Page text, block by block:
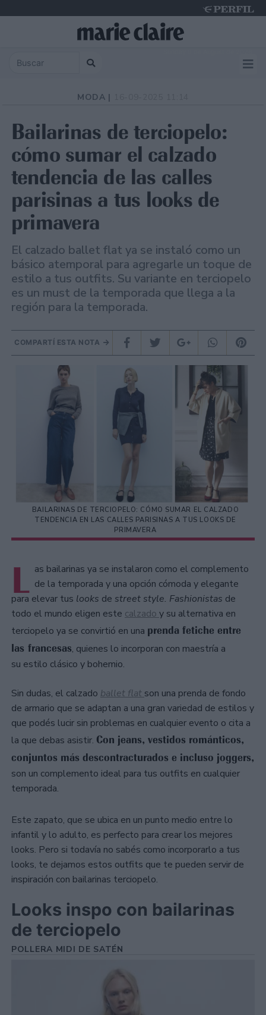
MODA |
Bailarinas de terciopelo:
cómo sumar el calzado
tendencia de las calles
parisinas a tus looks de
primavera
El calzado ballet flat ya se instaló como un
básico atemporal para agregarle un toque de
estilo a tus outfits. Su variante en terciopelo
es un must de la temporada que llega a la
región para la temporada.
COMPARTÍ ESTA NOTA
BAILARINAS DE TERCIOPELO: CÓMO SUMAR EL CALZADO
TENDENCIA EN LAS CALLES PARISINAS A TUS LOOKS DE
PRIMAVERA
L as bailarinas ya se instalaron como el complemento
de la temporada y una opción cómoda y elegante
para elevar tus looks de street style. Fashionistas de
todo el mundo eligen este calzado y su alternativa en
terciopelo ya se convirtió en una prenda fetiche entre
las francesas, quienes lo incorporan con maestría a
su estilo clásico y bohemio.
Sin dudas, el calzado ballet flat son una prenda de fondo
de armario que se adaptan a una gran variedad de estilos y
que podés lucir sin problemas en cualquier evento o cita a
la que debas asistir. Con jeans, vestidos románticos,
conjuntos más descontracturados e incluso joggers,
son un complemento ideal para tus outfits en cualquier
temporada.
Este zapato, que se ubica en un punto medio entre lo
infantil y lo adulto, es perfecto para crear los mejores
looks. Pero si todavía no sabés como incorporarlo a tus
looks, te dejamos estos outfits que te pueden servir de
inspiración con bailarinas terciopelo.
Looks inspo con bailarinas
de terciopelo
POLLERA MIDI DE SATÉN